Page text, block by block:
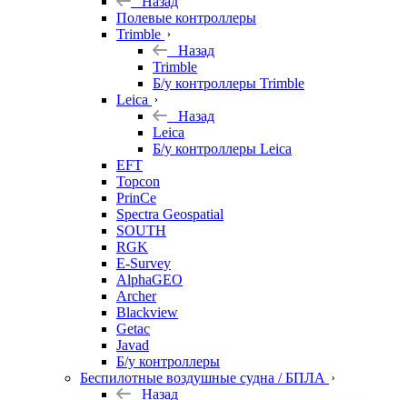
Полевые контроллеры
Trimble
Назад
Trimble
Б/у контроллеры Trimble
Leica
Назад
Leica
Б/у контроллеры Leica
EFT
Topcon
PrinCe
Spectra Geospatial
SOUTH
RGK
E-Survey
AlphaGEO
Archer
Blackview
Getac
Javad
Б/у контроллеры
Беспилотные воздушные судна / БПЛА
Назад